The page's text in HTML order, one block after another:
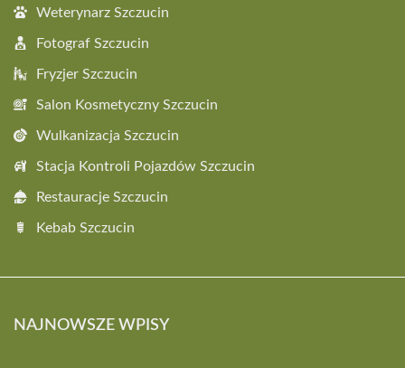
Weterynarz Szczucin
Fotograf Szczucin
Fryzjer Szczucin
Salon Kosmetyczny Szczucin
Wulkanizacja Szczucin
Stacja Kontroli Pojazdów Szczucin
Restauracje Szczucin
Kebab Szczucin
NAJNOWSZE WPISY